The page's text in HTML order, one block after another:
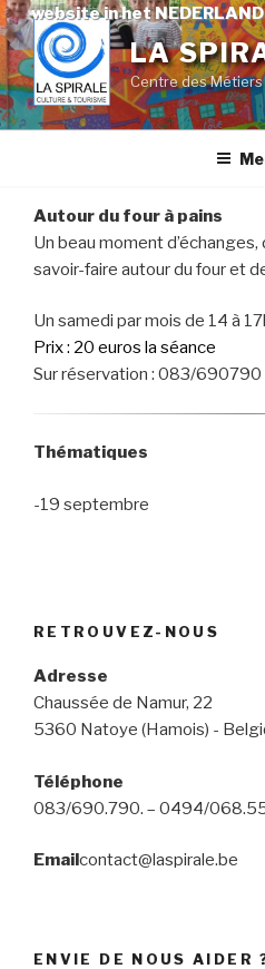
website in het
Skip
to
content
LA
Centre des
Autour du four à pains
Un beau moment
savoir-faire autour du four et
Un samedi par mois de 14 à
Prix : 20 euros la séance
Sur réservation : 083/690790
Thématiques
-19 septembre
RETROUVEZ-NOUS
Adresse
Chaussée de Namur, 22
5360 Natoye (Hamois) -
Téléphone
083/690.790. – 0494/
Email contact@laspirale.be
ENVIE DE NOUS AIDER